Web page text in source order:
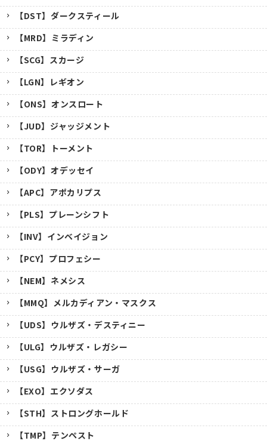
【DST】ダークスティール
【MRD】ミラディン
【SCG】スカージ
【LGN】レギオン
【ONS】オンスロート
【JUD】ジャッジメント
【TOR】トーメント
【ODY】オデッセイ
【APC】アポカリプス
【PLS】プレーンシフト
【INV】インベイジョン
【PCY】プロフェシー
【NEM】ネメシス
【MMQ】メルカディアン・マスクス
【UDS】ウルザズ・デスティニー
【ULG】ウルザズ・レガシー
【USG】ウルザズ・サーガ
【EXO】エクソダス
【STH】ストロングホールド
【TMP】テンペスト